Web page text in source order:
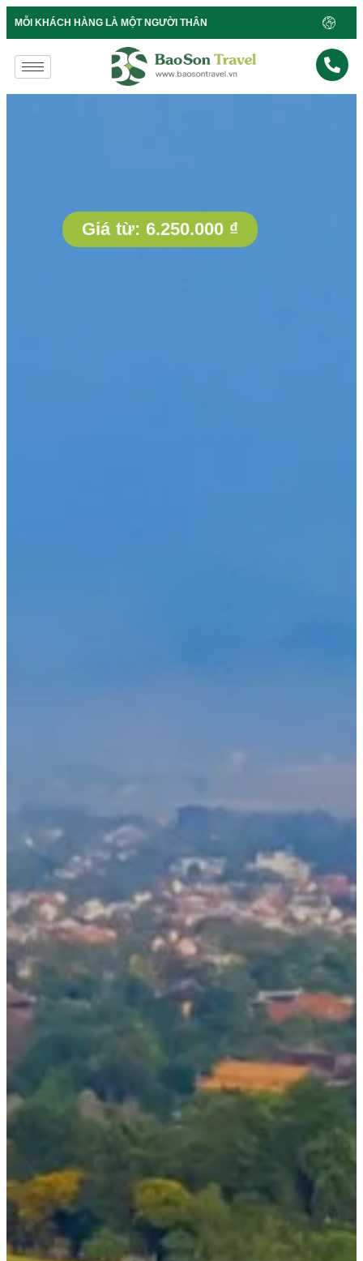
MỖI KHÁCH HÀNG LÀ MỘT NGƯỜI THÂN
Giá từ:6.250.000 ₫